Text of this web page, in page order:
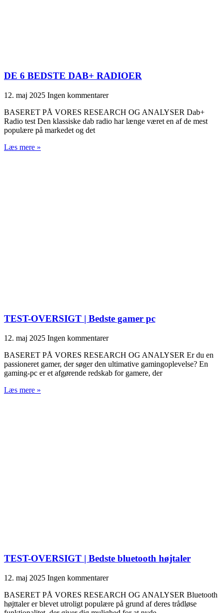
DE 6 BEDSTE DAB+ RADIOER
12. maj 2025 Ingen kommentarer
BASERET PÅ VORES RESEARCH OG ANALYSER Dab+
Radio test Den klassiske dab radio har længe været en af de mest
populære på markedet og det
Læs mere »
TEST-OVERSIGT | Bedste gamer pc
12. maj 2025 Ingen kommentarer
BASERET PÅ VORES RESEARCH OG ANALYSER Er du en
passioneret gamer, der søger den ultimative gamingoplevelse? En
gaming-pc er et afgørende redskab for gamere, der
Læs mere »
TEST-OVERSIGT | Bedste bluetooth højtaler
12. maj 2025 Ingen kommentarer
BASERET PÅ VORES RESEARCH OG ANALYSER Bluetooth
højttaler er blevet utroligt populære på grund af deres trådløse